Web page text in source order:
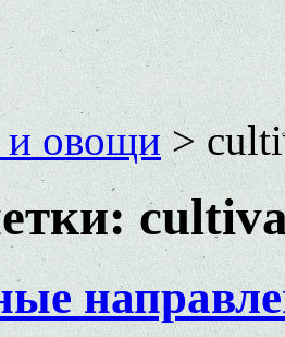
и овощи>